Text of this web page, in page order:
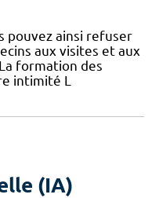
pouvez ainsi refuser
aux visites et aux
formation des
intimité L
(IA)